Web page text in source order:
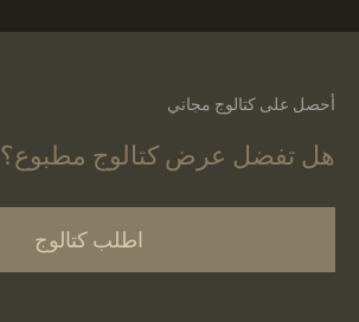
أحصل على كتالوج مجاني
هل تفضل عرض كتالوج مطبوع؟
اطلب كتالوج